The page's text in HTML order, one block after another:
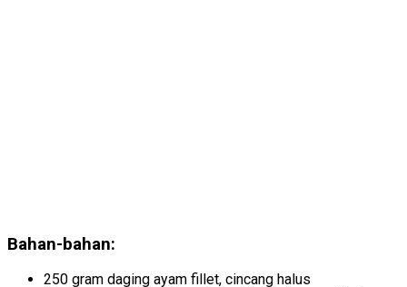
Bahan-bahan:
250 gram daging ayam fillet, cincang halus